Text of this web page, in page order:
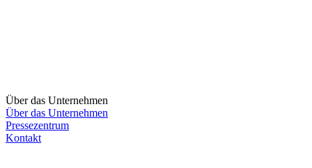
Über das Unternehmen
Über das Unternehmen
Pressezentrum
Kontakt